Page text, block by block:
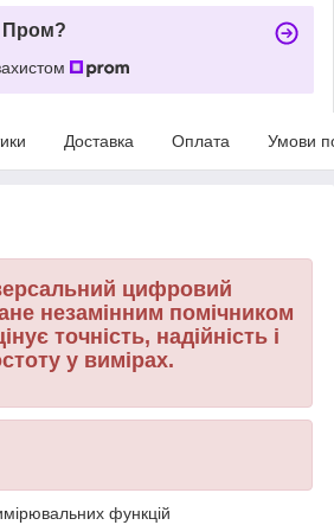
Пром?
Доставка Оплата Умови
цифровий
незамінним помічником
точність, надійність і
у вимірах.
функцій